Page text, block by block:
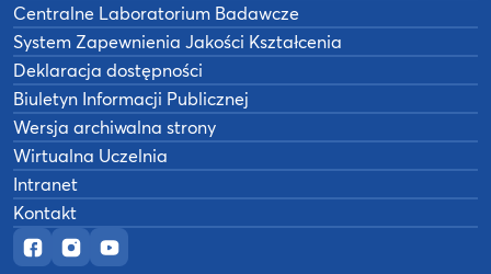
Oficjalny fanpage w serwisie Facebook
Oficjalny profil na Instagramie
Oficjalny kanał YouTube
Centralne Laboratorium Badawcze
System Zapewnienia Jakości Kształcenia
Deklaracja dostępności
Biuletyn Informacji Publicznej
Wersja archiwalna strony
Wirtualna Uczelnia
Intranet
Kontakt